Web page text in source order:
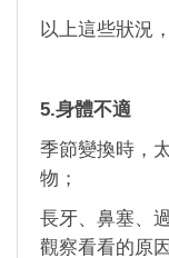
以上這些狀況
5.身體不適
季節變換時，
物；
長牙、鼻塞、
觀察看看的原因